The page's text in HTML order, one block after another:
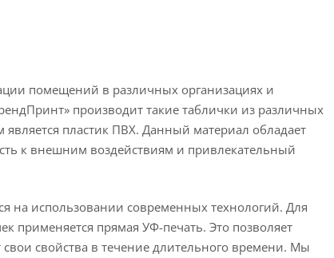
помещений в различных организациях и
производит такие таблички из различных
пластик ПВХ. Данный материал обладает
к внешним воздействиям и привлекательный
на использовании современных технологий. Для
применяется прямая УФ-печать. Это позволяет
свойства в течение длительного времени. Мы